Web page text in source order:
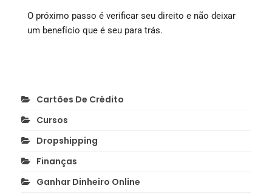
O próximo passo é verificar seu direito e não deixar
um benefício que é seu para trás.
Cartões De Crédito
Cursos
Dropshipping
Finanças
Ganhar Dinheiro Online